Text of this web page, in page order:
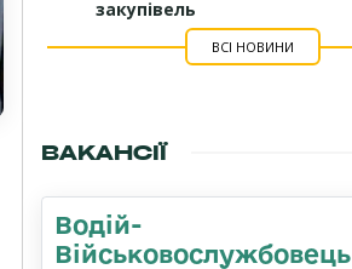
закупівель
ВСІ НОВИНИ
ВАКАНСІЇ
Водій-
Військовослужбовець